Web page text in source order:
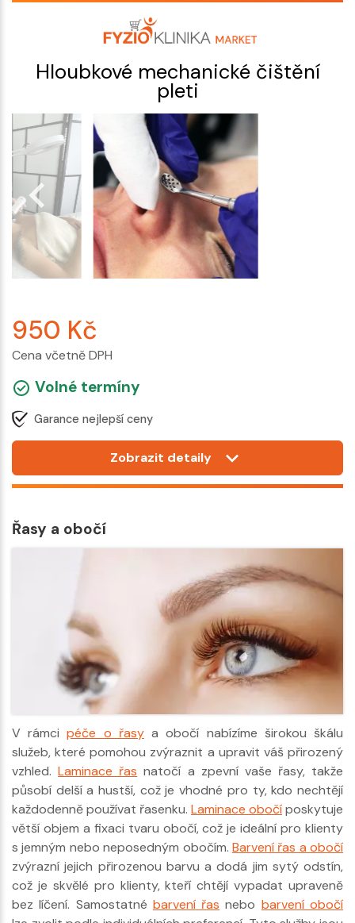
Hloubkové mechanické čištění
pleti
950 Kč
Cena včetně DPH
Volné termíny
Garance nejlepší ceny
Zobrazit detaily
Řasy a obočí
V rámcipéče o řasya obočí nabízíme širokou škálu
služeb, které pomohou zvýraznit a upravit váš přirozený
vzhled.Laminace řas natočí a zpevní vaše řasy, takže
působí delší a hustší, což je vhodné pro ty, kdo nechtějí
každodenně používat řasenku. Laminace obočíposkytuje
větší objem a fixaci tvaru obočí, což je ideální pro klienty
s jemným nebo neposedným obočím. Barvení řas a obočí
zvýrazní jejich přirozenou barvu a dodá jim sytý odstín,
což je skvělé pro klienty, kteří chtějí vypadat upraveně
bez líčení. Samostatné barvení řas nebo barvení obočí